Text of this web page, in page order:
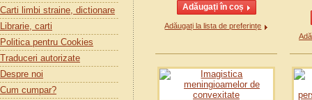
Adăugați la lista de preferințe
Carti limbi straine, dictionare
Librarie, carti
Politica pentru Cookies
Traduceri autorizate
Despre noi
Cum cumpar?